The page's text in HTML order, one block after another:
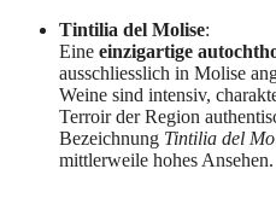
Tintilia del Molise:
Eine einzigartige
ausschliesslich in Molise
Weine sind intensiv,
Terroir der Region
Bezeichnung Tintilia del
mittlerweile hohes Ansehen.